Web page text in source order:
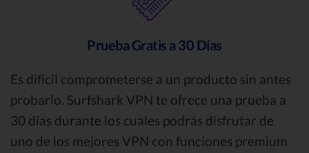
Prueba Gratis a 30 Días
Es difícil comprometerse a un producto sin antes
probarlo. Surfshark VPN te ofrece una prueba a
30 días durante los cuales podrás disfrutar de
uno de los mejores VPN con funciones premium